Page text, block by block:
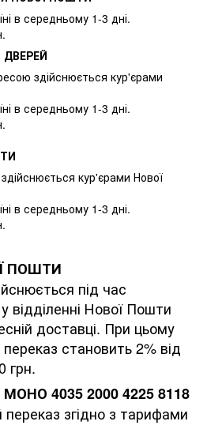
в середньому 1-3 дні.
здійснюється кур'єрами
в середньому 1-3 дні.
кур'єрами Нової
в середньому 1-3 дні.
ПОШТИ
під час
відділенні Нової Пошти
доставці. При цьому
становить 2% від
грн.
4035 2000 4225 8118
переказ згідно з тарифами